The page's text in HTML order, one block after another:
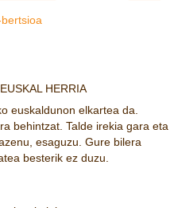
HERRIA
euskaldunon elkartea da.
behintzat. Talde irekia gara eta
esaguzu. Gure bilera
besterik ez duzu.